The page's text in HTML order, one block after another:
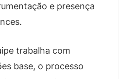
e presença
trabalha com
base, o processo